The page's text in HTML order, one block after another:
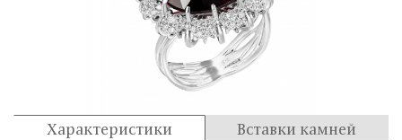
Характеристики Вставки камней